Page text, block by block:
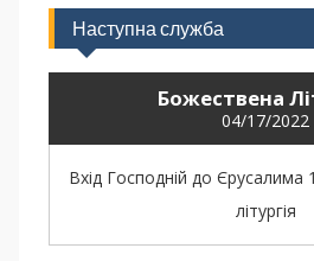
Наступна служба
Божествена
04/17/2022
Вхід Господній до
літургія